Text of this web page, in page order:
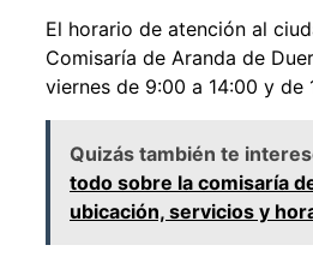
El horario de atención al
Comisaría de Aranda de
viernes de 9:00 a 14:00 y de
Quizás también te
todo sobre la comisaría
ubicación, servicios y